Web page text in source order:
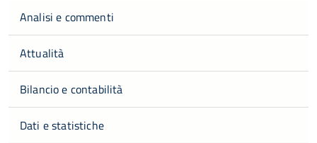
Analisi e commenti
Attualità
Bilancio e contabilità
Dati e statistiche